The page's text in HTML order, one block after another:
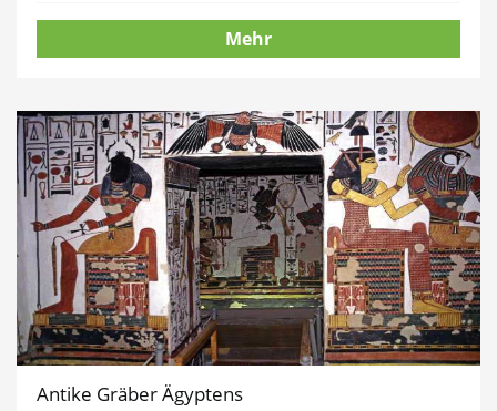
Mehr
Antike Gräber Ägyptens